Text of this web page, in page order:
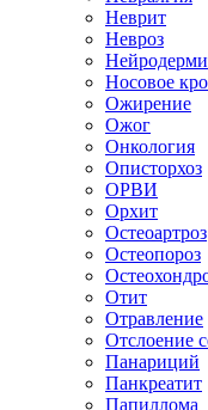
Неврит
Невроз
Носовое
Ожирение
Ожог
Онкология
Описторхоз
ОРВИ
Орхит
Остеоартроз
Остеопороз
Отит
Отравление
Отслоение
Панариций
Панкреатит
Папиллома